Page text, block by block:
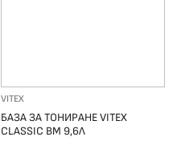
VITEX
БАЗА ЗА ТОНИРАНЕ VITEX
CLASSIC BM 9,6Л